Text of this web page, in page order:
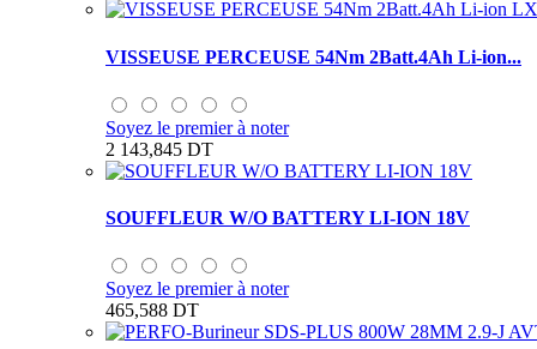
VISSEUSE PERCEUSE 54Nm 2Batt.4Ah Li-ion...
Soyez le premier à noter
2 143,845 DT
SOUFFLEUR W/O BATTERY LI-ION 18V
Soyez le premier à noter
465,588 DT